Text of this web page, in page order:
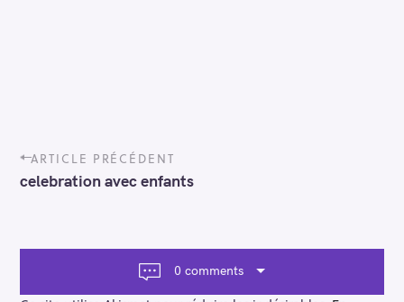
P
s
a
ARTICLE PRÉCÉDENT
celebration avec enfants
0 comments